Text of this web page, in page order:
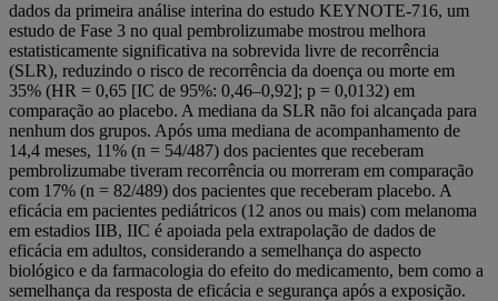
dados da primeira análise interina do estudo KEYNOTE-716, um
estudo de Fase 3 no qual pembrolizumabe mostrou melhora
estatisticamente significativa na sobrevida livre de recorrência
(SLR), reduzindo o risco de recorrência da doença ou morte em
35% (HR = 0,65 [IC de 95%: 0,46–0,92]; p = 0,0132) em
comparação ao placebo. A mediana da SLR não foi alcançada para
nenhum dos grupos. Após uma mediana de acompanhamento de
14,4 meses, 11% (n = 54/487) dos pacientes que receberam
pembrolizumabe tiveram recorrência ou morreram em comparação
com 17% (n = 82/489) dos pacientes que receberam placebo. A
eficácia em pacientes pediátricos (12 anos ou mais) com melanoma
em estadios IIB, IIC é apoiada pela extrapolação de dados de
eficácia em adultos, considerando a semelhança do aspecto
biológico e da farmacologia do efeito do medicamento, bem como a
semelhança da resposta de eficácia e segurança após a exposição.